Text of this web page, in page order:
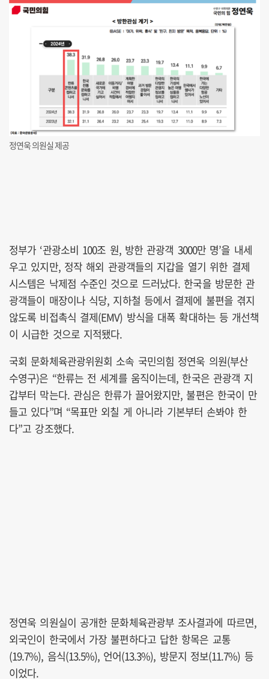
정연욱 의원실 제공
정부가 ‘관광소비 100조 원, 방한 관광객 3000만 명’을 내세
우고 있지만, 정작 해외 관광객들의 지갑을 열기 위한 결제
시스템은 낙제점 수준인 것으로 드러났다. 한국을 방문한 관
광객들이 매장이나 식당, 지하철 등에서 결제에 불편을 겪지
않도록 비접촉식 결제(EMV) 방식을 대폭 확대하는 등 개선책
이 시급한 것으로 지적됐다.
국회 문화체육관광위원회 소속 국민의힘 정연욱 의원(부산
수영구)은 “한류는 전 세계를 움직이는데, 한국은 관광객 지
갑부터 막는다. 관심은 한류가 끌어왔지만, 불편은 한국이 만
들고 있다”며 “목표만 외칠 게 아니라 기본부터 손봐야 한
다”고 강조했다.
정연욱 의원실이 공개한 문화체육관광부 조사결과에 따르면,
외국인이 한국에서 가장 불편하다고 답한 항목은 교통
(19.7%), 음식(13.5%), 언어(13.3%), 방문지 정보(11.7%) 등
이었다.